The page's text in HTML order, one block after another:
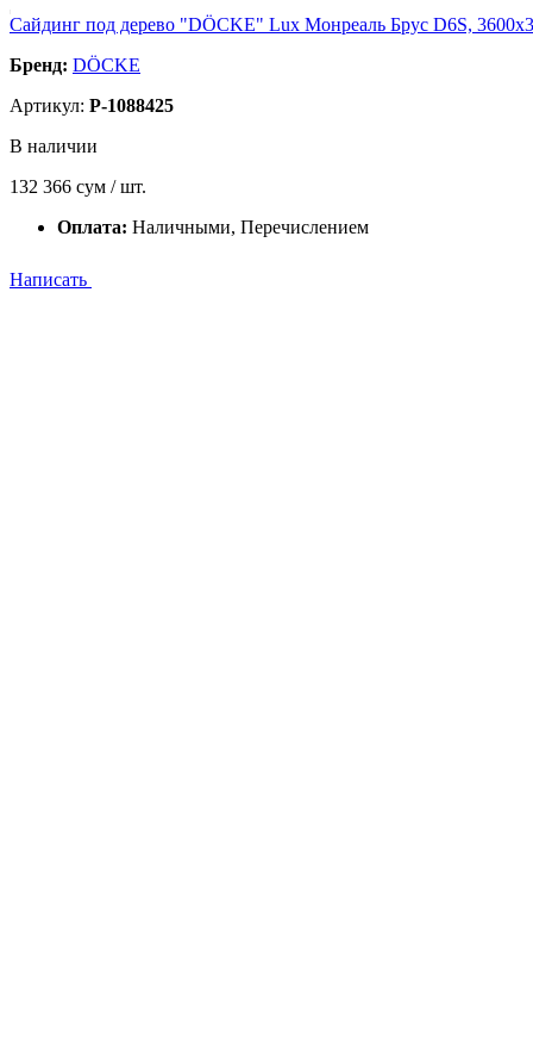
Сайдинг под дерево "DÖCKE" Lux Монреаль Брус D6S,
Бренд: DÖCKE
Артикул: P-1088425
В наличии
132 366 сум / шт.
Оплата: Наличными, Перечислением
Написать